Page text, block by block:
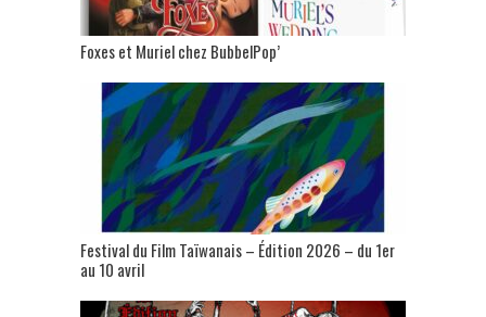
Foxes et Muriel chez BubbelPop’
Festival du Film Taïwanais – Édition 2026 – du 1er
au 10 avril